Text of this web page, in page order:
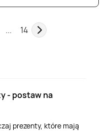
... 14
- postaw na
prezenty, które mają